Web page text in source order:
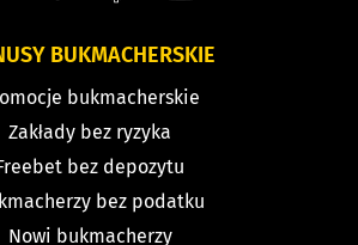
BUKMACHERSKIE
bukmacherskie
Zakłady bez ryzyka
bez depozytu
bez podatku
Nowi bukmacherzy